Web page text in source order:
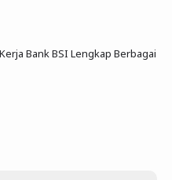
Bank BSI Lengkap Berbagai